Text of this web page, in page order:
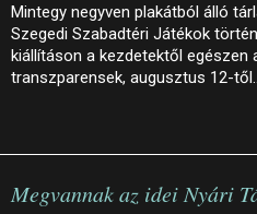
Mintegy negyven plakátból álló
Szegedi Szabadtéri Játékok
kiállításon a kezdetektől egészen
transzparensek, augusztus 12-től…
Megvannak az idei Nyári